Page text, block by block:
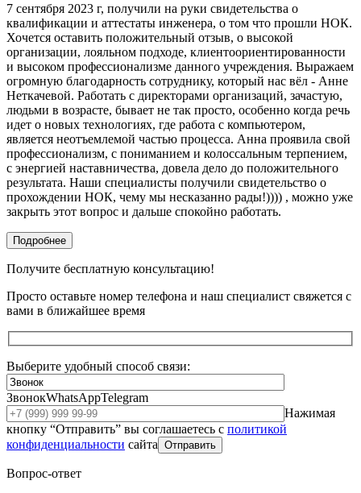
7 сентября 2023 г, получили на руки свидетельства о
квалификации и аттестаты инженера, о том что прошли НОК.
Хочется оставить положительный отзыв, о высокой
организации, лояльном подходе, клиентоориентированности
и высоком профессионализме данного учреждения. Выражаем
огромную благодарность сотруднику, который нас вёл - Анне
Неткачевой. Работать с директорами организаций, зачастую,
людьми в возрасте, бывает не так просто, особенно когда речь
идет о новых технологиях, где работа с компьютером,
является неотъемлемой частью процесса. Анна проявила свой
профессионализм, с пониманием и колоссальным терпением,
с энергией наставничества, довела дело до положительного
результата. Наши специалисты получили свидетельство о
прохождении НОК, чему мы несказанно рады!)))) , можно уже
закрыть этот вопрос и дальше спокойно работать.
Подробнее
Получите бесплатную консультацию!
Просто оставьте номер телефона и наш специалист свяжется с
вами в ближайшее время
Выберите удобный способ связи:
ЗвонокWhatsAppTelegram
Нажимая
кнопку “Отправить” вы соглашаетесь с политикой
конфиденциальности сайта Отправить
Вопрос-ответ